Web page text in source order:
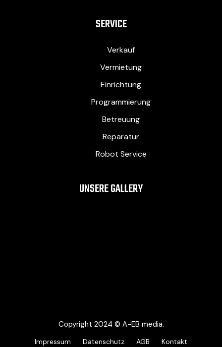
SERVICE
Verkauf
Vermietung
Einrichtung
Programmierung
Betreuung
Reparatur
Robot Service
UNSERE GALLERY
Copyright 2024 © A-EB media.
Impressum Datenschutz AGB
Kontakt